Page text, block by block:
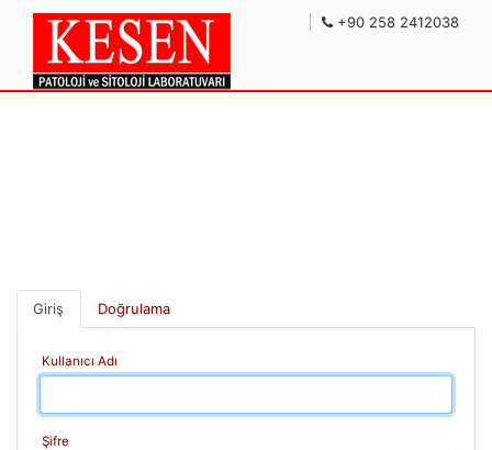
+90 258 2412038
Giriş Doğrulama
Kullanıcı Adı
Şifre